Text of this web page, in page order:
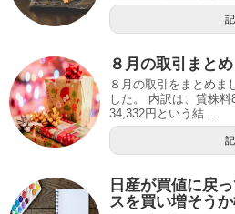
８月の取引まとめ
８月の取引をまとめま
した。 内訳は、貸株
34,332円という結...
日産が買値に戻
スを買い増そうか